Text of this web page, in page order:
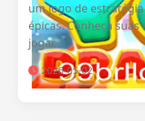
um jogo de
épicas. Conheça
jogar.
2026-05-02